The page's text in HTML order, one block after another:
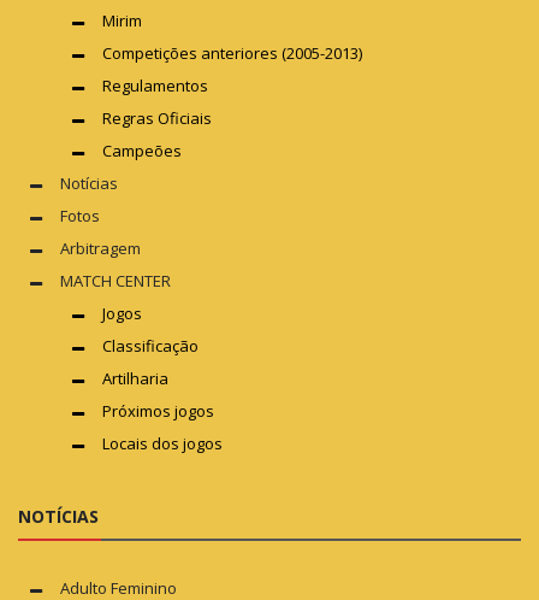
Mirim
Competições anteriores (2005-2013)
Regulamentos
Regras Oficiais
Campeões
Notícias
Fotos
Arbitragem
MATCH CENTER
Jogos
Classificação
Artilharia
Próximos jogos
Locais dos jogos
NOTÍCIAS
Adulto Feminino